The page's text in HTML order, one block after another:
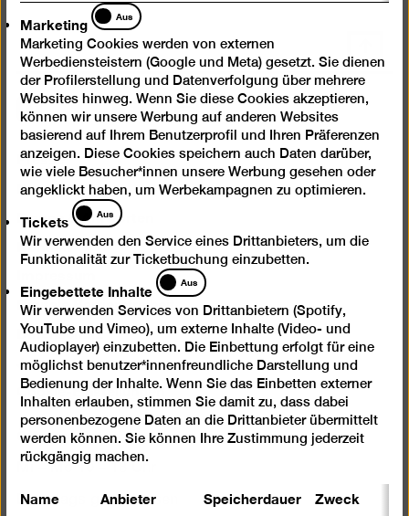
oben
InstagramFacebookYouTube Spotify
Presse
Newsletter
Fragen & Antworten
Kontakt
Impressum
Digitale Barrierefreiheit
Datenschutz
Jobs
Cookie-Einstellungen
Öffnungszeiten
Mi – Mo 10 – 18 Uhr
Dienstags geschlossen
Marketing
Marketing
Aus
Marketing Cookies werden von externen
Werbediensteistern (Google und Meta) gesetzt. Sie dienen
der Profilerstellung und Datenverfolgung über mehrere
Websites hinweg. Wenn Sie diese Cookies akzeptieren,
können wir unsere Werbung auf anderen Websites
basierend auf Ihrem Benutzerprofil und Ihren Präferenzen
anzeigen. Diese Cookies speichern auch Daten darüber,
wie viele Besucher*innen unsere Werbung gesehen oder
angeklickt haben, um Werbekampagnen zu optimieren.
Tickets
Tickets
Aus
Wir verwenden den Service eines Drittanbieters, um die
Funktionalität zur Ticketbuchung einzubetten.
Eingebettete Inhalte
Eingebettete
Inhalte
Aus
Wir verwenden Services von Drittanbietern (Spotify,
YouTube und Vimeo), um externe Inhalte (Video- und
Audioplayer) einzubetten. Die Einbettung erfolgt für eine
möglichst benutzer*innenfreundliche Darstellung und
Bedienung der Inhalte. Wenn Sie das Einbetten externer
Inhalten erlauben, stimmen Sie damit zu, dass dabei
personenbezogene Daten an die Drittanbieter übermittelt
werden können. Sie können Ihre Zustimmung jederzeit
rückgängig machen.
Name Anbieter Speicherdauer Zweck